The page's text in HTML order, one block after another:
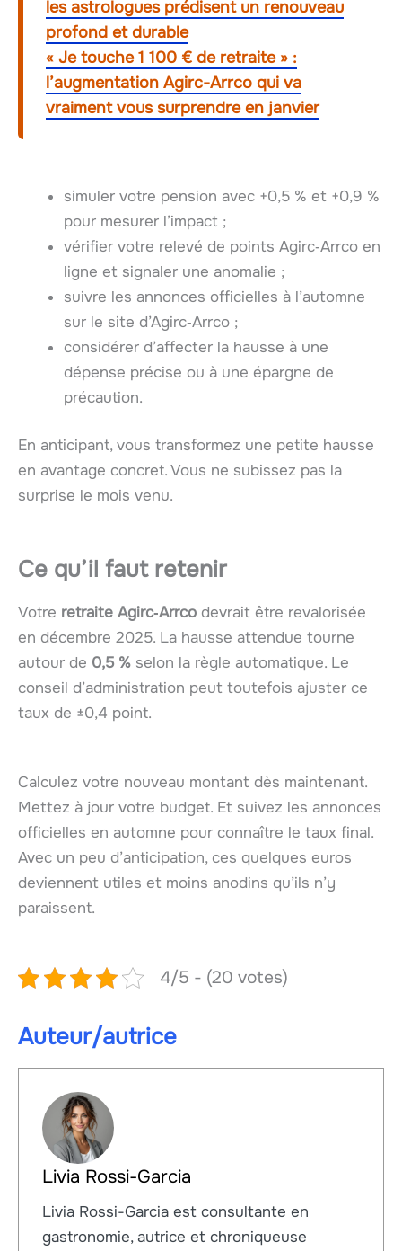
les astrologues prédisent un renouveau
profond et durable
« Je touche 1 100 € de retraite » :
l’augmentation Agirc-Arrco qui va
vraiment vous surprendre en janvier
simuler votre pension avec +0,5 % et +0,9 %
pour mesurer l’impact ;
vérifier votre relevé de points Agirc‑Arrco en
ligne et signaler une anomalie ;
suivre les annonces officielles à l’automne
sur le site d’Agirc‑Arrco ;
considérer d’affecter la hausse à une
dépense précise ou à une épargne de
précaution.
En anticipant, vous transformez une petite hausse
en avantage concret. Vous ne subissez pas la
surprise le mois venu.
Ce qu’il faut retenir
Votre retraite Agirc‑Arrco devrait être revalorisée
en décembre 2025. La hausse attendue tourne
autour de 0,5 % selon la règle automatique. Le
conseil d’administration peut toutefois ajuster ce
taux de ±0,4 point.
Calculez votre nouveau montant dès maintenant.
Mettez à jour votre budget. Et suivez les annonces
officielles en automne pour connaître le taux final.
Avec un peu d’anticipation, ces quelques euros
deviennent utiles et moins anodins qu’ils n’y
paraissent.
4/5 - (20 votes)
Auteur/autrice
Livia Rossi-Garcia
Livia Rossi-Garcia est consultante en
gastronomie, autrice et chroniqueuse